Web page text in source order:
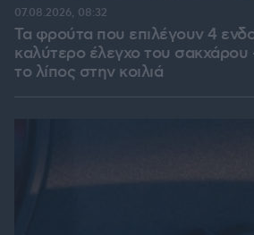
Τα φρούτα που επιλέγουν 4
καλύτερο έλεγχο του σακχάρου
το λίπος στην κοιλιά
07.08.2026, 08:32